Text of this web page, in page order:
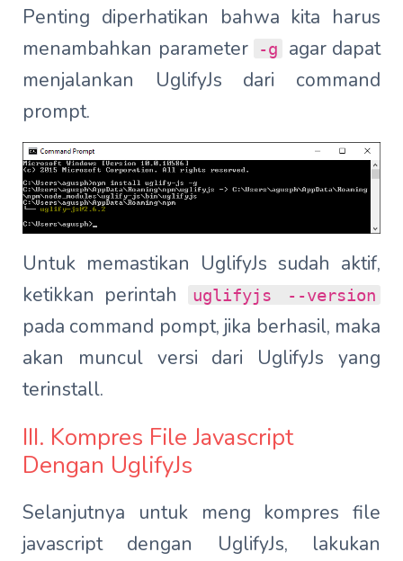
Penting diperhatikan bahwa kita harus
menambahkan parameter
-g
agar dapat
menjalankan UglifyJs dari command
prompt.
Untuk memastikan UglifyJs sudah aktif,
ketikkan perintah
uglifyjs --version
pada command pompt, jika berhasil, maka
akan muncul versi dari UglifyJs yang
terinstall.
III. Kompres File Javascript
Dengan UglifyJs
Selanjutnya untuk meng kompres file
javascript dengan UglifyJs, lakukan